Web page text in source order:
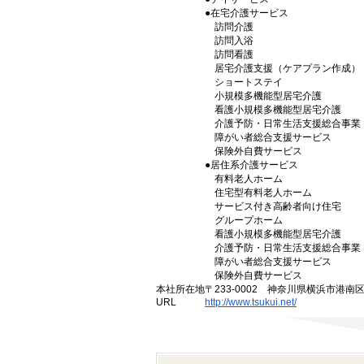
●在宅介護サービス
訪問介護
訪問入浴
訪問看護
居宅介護支援（ケアプラン作成）
ショートステイ
小規模多機能型居宅介護
看護小規模多機能型居宅介護
介護予防・日常生活支援総合事業
障がい者総合支援サービス
保険外自費サービス
●居住系介護サービス
有料老人ホーム
住宅型有料老人ホーム
サービス付き高齢者向け住宅
グループホーム
看護小規模多機能型居宅介護
介護予防・日常生活支援総合事業
障がい者総合支援サービス
保険外自費サービス
本社所在地〒233-0002 神奈川県横浜市港南
URL
http://www.tsukui.net/